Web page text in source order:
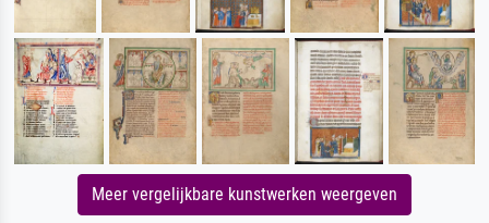
Meer vergelijkbare kunstwerken weergeven